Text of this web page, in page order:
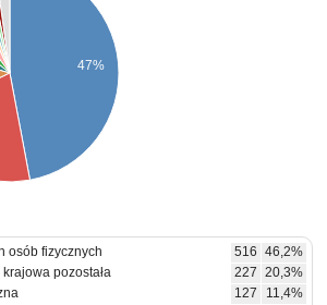
47%
osób fizycznych 516 46,2%
pozostała
227 20,3%
127
11,4%